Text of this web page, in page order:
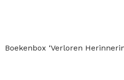
Boekenbox ‘Verloren